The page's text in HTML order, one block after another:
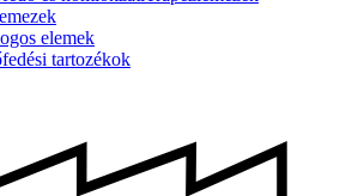
elemek
tartozékok